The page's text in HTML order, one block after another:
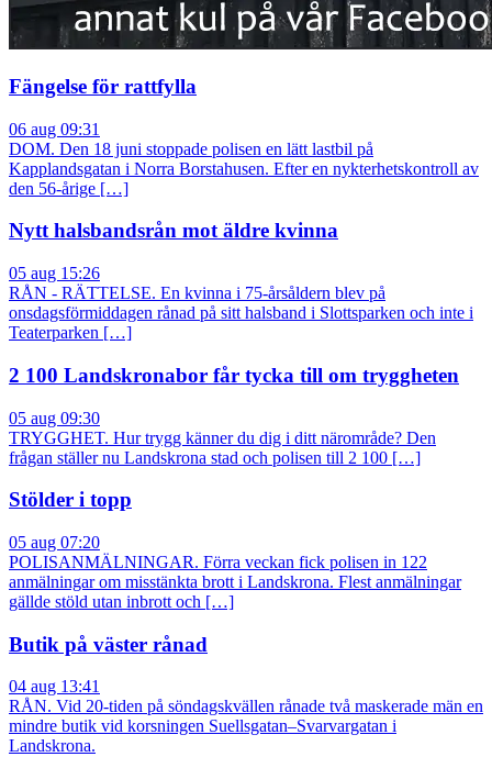
Fängelse för rattfylla
06 aug 09:31
DOM. Den 18 juni stoppade polisen en lätt lastbil på
Kapplandsgatan i Norra Borstahusen. Efter en nykterhetskontroll av
den 56-årige […]
Nytt halsbandsrån mot äldre kvinna
05 aug 15:26
RÅN - RÄTTELSE. En kvinna i 75-årsåldern blev på
onsdagsförmiddagen rånad på sitt halsband i Slottsparken och inte i
Teaterparken […]
2 100 Landskronabor får tycka till om tryggheten
05 aug 09:30
TRYGGHET. Hur trygg känner du dig i ditt närområde? Den
frågan ställer nu Landskrona stad och polisen till 2 100 […]
Stölder i topp
05 aug 07:20
POLISANMÄLNINGAR. Förra veckan fick polisen in 122
anmälningar om misstänkta brott i Landskrona. Flest anmälningar
gällde stöld utan inbrott och […]
Butik på väster rånad
04 aug 13:41
RÅN. Vid 20-tiden på söndagskvällen rånade två maskerade män en
mindre butik vid korsningen Suellsgatan–Svarvargatan i
Landskrona.